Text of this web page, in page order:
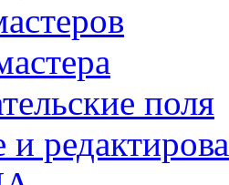
поля